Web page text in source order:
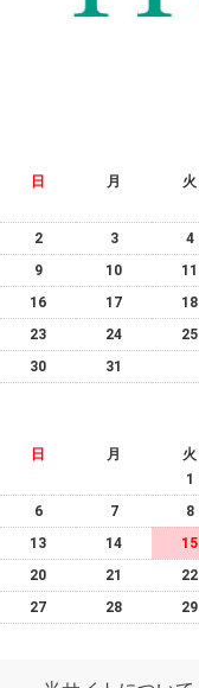
日 月 火
2
3 4
9
10 11
16
17 18
23
24 25
30
31
日 月 火
1
6
7 8
13
14 15
20
21 22
27
28 29